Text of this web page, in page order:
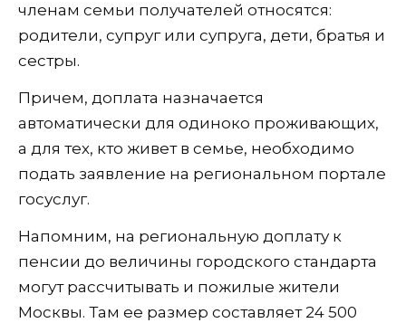
членам семьи получателей относятся:
родители, супруг или супруга, дети, братья и
сестры.
Причем, доплата назначается
автоматически для одиноко проживающих,
а для тех, кто живет в семье, необходимо
подать заявление на региональном портале
госуслуг.
Напомним, на региональную доплату к
пенсии до величины городского стандарта
могут рассчитывать и пожилые жители
Москвы. Там ее размер составляет 24 500